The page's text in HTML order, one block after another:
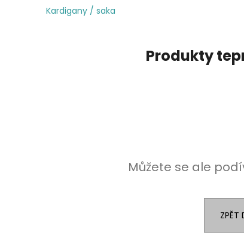
Kardigany / saka
Produkty
Můžete se ale
ZPĚT